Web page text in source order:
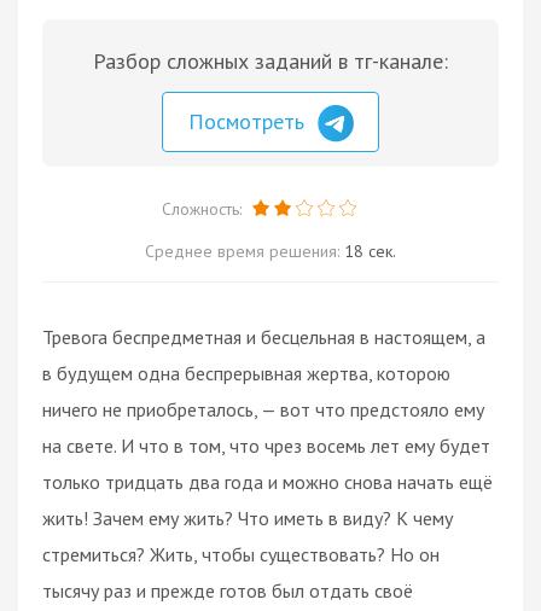
Разбор сложных заданий в тг-канале:
Посмотреть
Сложность:
Среднее время решения: 18 сек.
Тревога беспредметная и бесцельная в настоящем, а
в будущем одна беспрерывная жертва, которою
ничего не приобреталось, — вот что предстояло ему
на свете. И что в том, что чрез восемь лет ему будет
только тридцать два года и можно снова начать ещё
жить! Зачем ему жить? Что иметь в виду? К чему
стремиться? Жить, чтобы существовать? Но он
тысячу раз и прежде готов был отдать своё